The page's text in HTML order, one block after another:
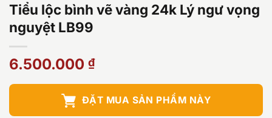
Tiểu lộc bình vẽ vàng 24k Lý ngư vọng
nguyệt LB99
6.500.000 ₫
ĐẶT MUA SẢN PHẨM NÀY